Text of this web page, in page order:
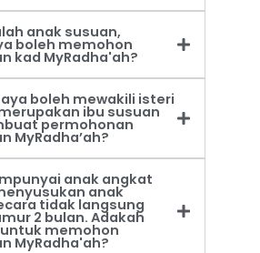
anak susuan,
boleh memohon
kad MyRadha'ah?
boleh mewakili isteri
ibu susuan
permohonan
MyRadha’ah?
anak angkat
anak
tidak langsung
2 bulan. Adakah
memohon
MyRadha'ah?